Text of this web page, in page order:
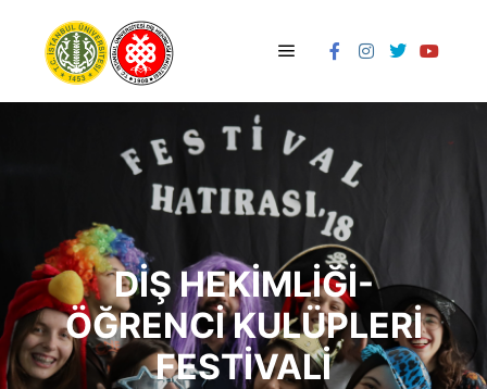
DIŞ HEKIMLIĞI-
ÖĞRENCI KULÜPLERI
FESTIVALI